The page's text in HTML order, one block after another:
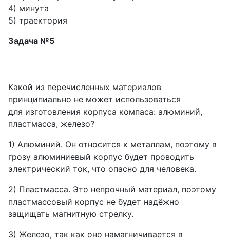
4) минута
5) траектория
Задача №5
Какой из перечисленных материалов
принципиально не может использоваться
для изготовления корпуса компаса: алюминий,
пластмасса, железо?
1) Алюминий. Он относится к металлам, поэтому в
грозу алюминиевый корпус будет проводить
электрический ток, что опасно для человека.
2) Пластмасса. Это непрочный материал, поэтому
пластмассовый корпус не будет надёжно
защищать магнитную стрелку.
3) Железо, так как оно намагничивается в